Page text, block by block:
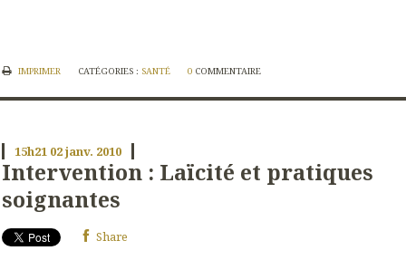
IMPRIMER CATÉGORIES : SANTÉ 0 COMMENTAIRE
15h21 02janv. 2010
Intervention : Laïcité et pratiques
soignantes
Share